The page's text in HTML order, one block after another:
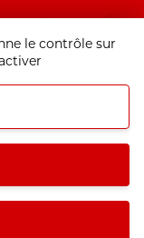
le contrôle sur